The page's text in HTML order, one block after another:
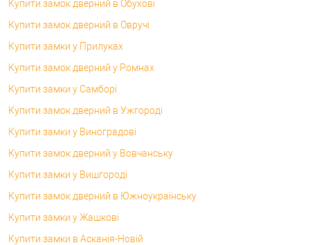
Купити замок дверний в Обухові
Купити замок дверний в Овручі
Купити замки у Прилуках
Купити замок дверний у Ромнах
Купити замки у Самборі
Купити замок дверний в Ужгороді
Купити замки у Виноградові
Купити замок дверний у Вовчанську
Купити замки у Вишгороді
Купити замок дверний в Южноукраїнську
Купити замки у Жашкові
Купити замки в Асканія-Новій